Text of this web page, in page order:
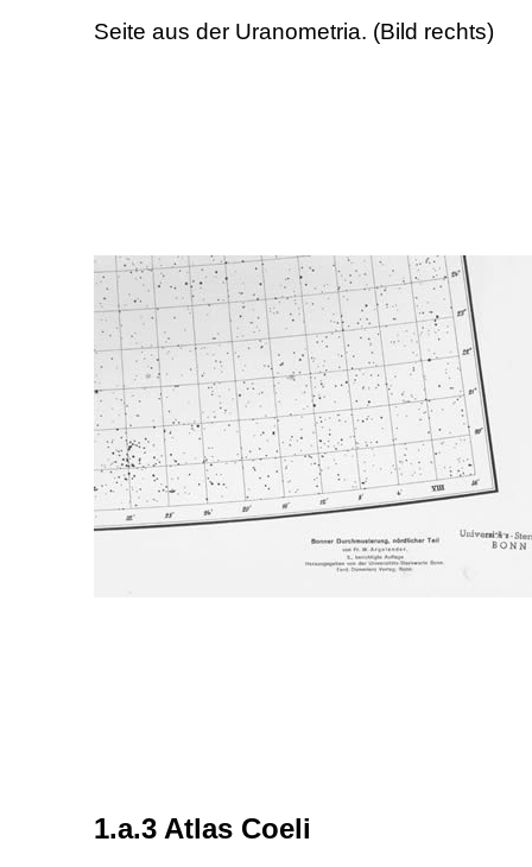
Seite aus der Uranometria. (Bild rechts)
1.a.3 Atlas Coeli